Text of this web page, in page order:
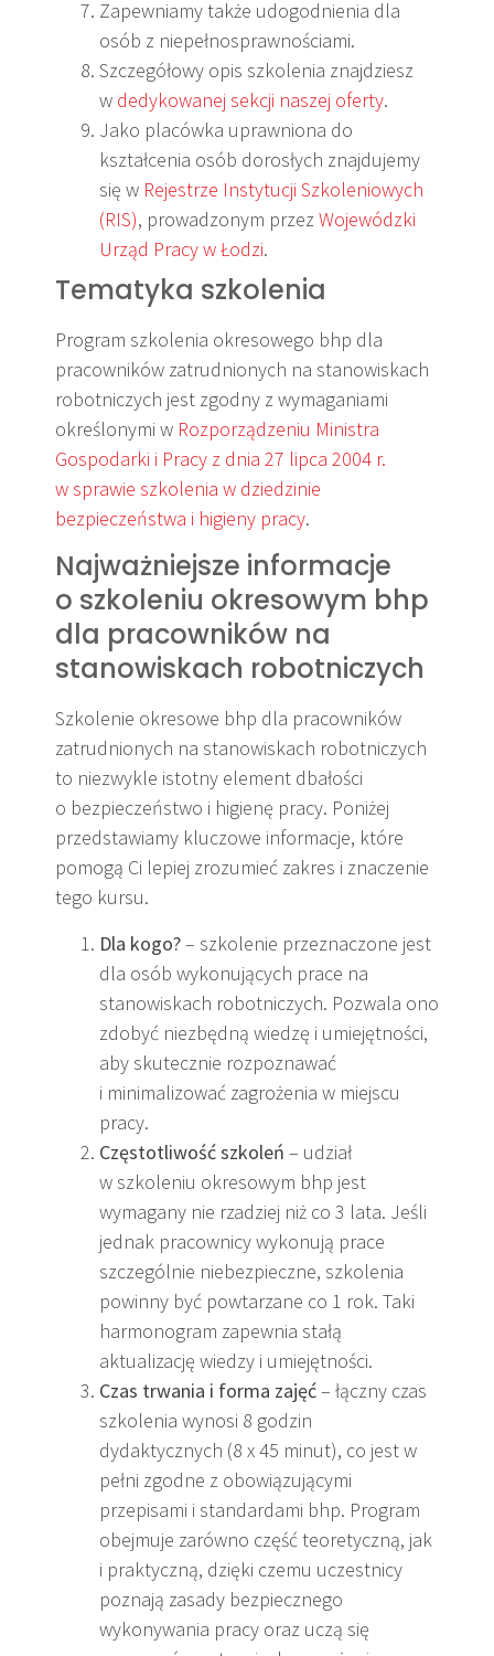
Zapewniamy także udogodnienia dla
osób z niepełnosprawnościami.
Szczegółowy opis szkolenia znajdziesz
w dedykowanej sekcji naszej oferty.
Jako placówka uprawniona do
kształcenia osób dorosłych znajdujemy
się w Rejestrze Instytucji Szkoleniowych
(RIS), prowadzonym przezWojewódzki
Urząd Pracy w Łodzi.
Tematyka szkolenia
Program szkolenia okresowego bhp dla
pracowników zatrudnionych na stanowiskach
robotniczych jest zgodny z wymaganiami
określonymi w Rozporządzeniu Ministra
Gospodarki i Pracy z dnia 27 lipca 2004 r.
w sprawie szkolenia w dziedzinie
bezpieczeństwa i higieny pracy.
Najważniejsze informacje
o szkoleniu okresowym bhp
dla pracowników na
stanowiskach robotniczych
Szkolenie okresowe bhp dla pracowników
zatrudnionych na stanowiskach robotniczych
to niezwykle istotny element dbałości
o bezpieczeństwo i higienę pracy. Poniżej
przedstawiamy kluczowe informacje, które
pomogą Ci lepiej zrozumieć zakres i znaczenie
tego kursu.
Dla kogo?– szkolenie przeznaczone jest
dla osób wykonujących prace na
stanowiskach robotniczych. Pozwala ono
zdobyć niezbędną wiedzę i umiejętności,
aby skutecznie rozpoznawać
i minimalizować zagrożenia w miejscu
pracy.
Częstotliwość szkoleń – udział
w szkoleniu okresowym bhp jest
wymagany nie rzadziej niż co 3 lata. Jeśli
jednak pracownicy wykonują prace
szczególnie niebezpieczne, szkolenia
powinny być powtarzane co 1 rok. Taki
harmonogram zapewnia stałą
aktualizację wiedzy i umiejętności.
Czas trwania i forma zajęć– łączny czas
szkolenia wynosi 8 godzin
dydaktycznych (8 x 45 minut), co jest w
pełni zgodne z obowiązującymi
przepisami i standardami bhp. Program
obejmuje zarówno część teoretyczną, jak
i praktyczną, dzięki czemu uczestnicy
poznają zasady bezpiecznego
wykonywania pracy oraz uczą się